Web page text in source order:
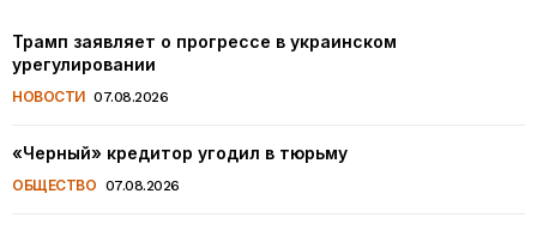
Трамп заявляет о прогрессе в украинском
урегулировании
НОВОСТИ 07.08.2026
«Черный» кредитор угодил в тюрьму
ОБЩЕСТВО 07.08.2026